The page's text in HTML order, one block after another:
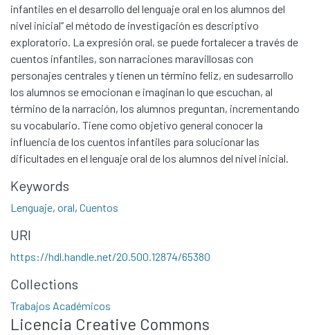
Communities & Collections
All of DSpace
Statistics
infantiles en el desarrollo del lenguaje oral en los alumnos del
nivel inicial” el método de investigación es descriptivo
exploratorio. La expresión oral, se puede fortalecer a través de
cuentos infantiles, son narraciones maravillosas con
personajes centrales y tienen un término feliz, en sudesarrollo
los alumnos se emocionan e imaginan lo que escuchan, al
término de la narración, los alumnos preguntan, incrementando
su vocabulario. Tiene como objetivo general conocer la
influencia de los cuentos infantiles para solucionar las
dificultades en el lenguaje oral de los alumnos del nivel inicial.
Keywords
Lenguaje, oral, Cuentos
URI
https://hdl.handle.net/20.500.12874/65380
Collections
Trabajos Académicos
Licencia Creative Commons